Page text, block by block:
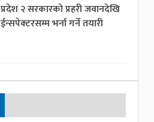
प्रदेश २ सरकारको प्रहरी जवानदेखि
ईन्सपेक्टरसम्म भर्ना गर्ने तयारी